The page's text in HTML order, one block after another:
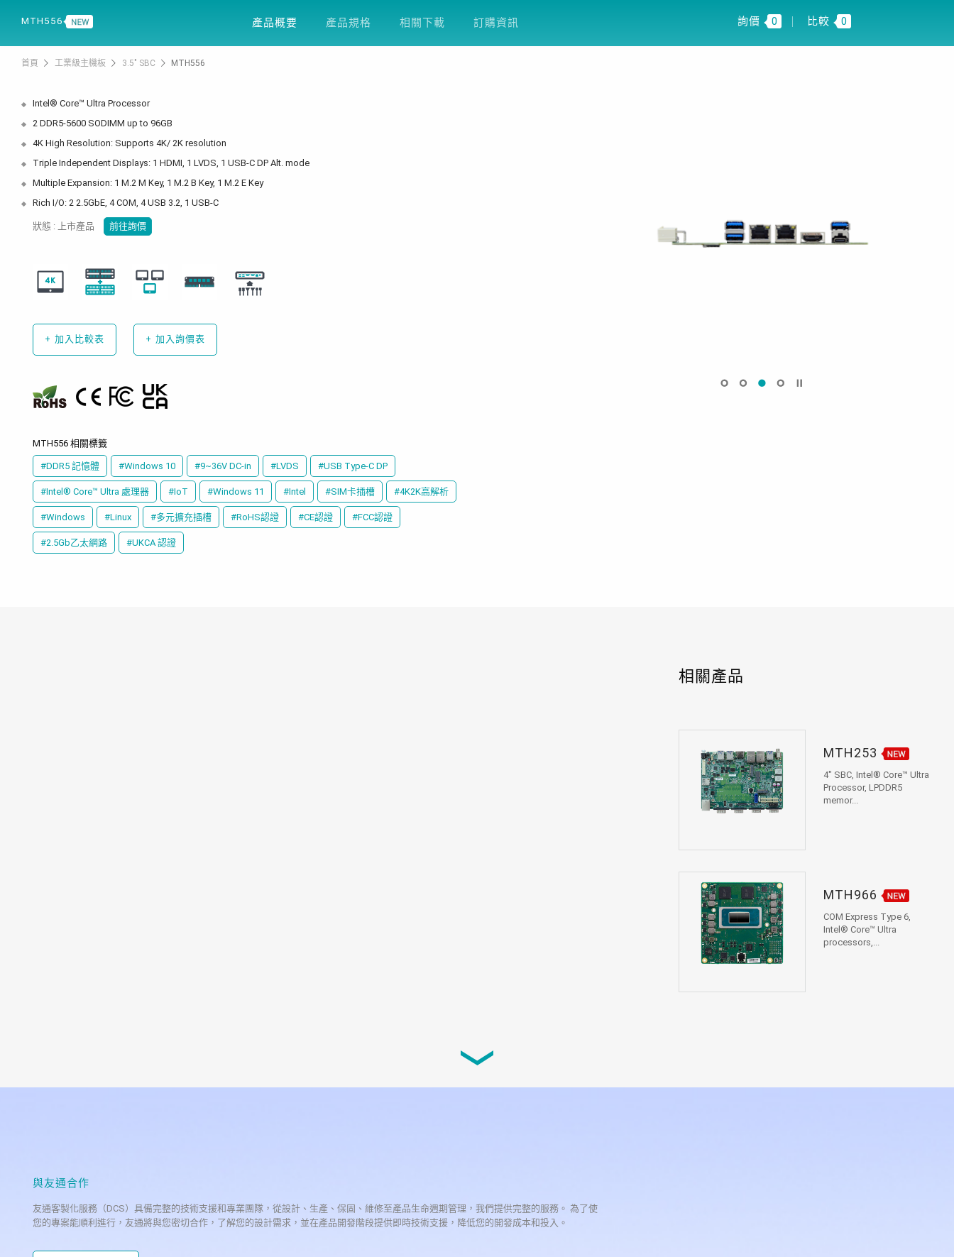
解決方案 產品支援 關於友通
MTH556 產品概要 產品規格 相關下載 訂購資訊 詢價 0 比較 0
首頁 工業級主機板 3.5" SBC MTH556
Intel® Core™ Ultra Processor
2 DDR5-5600 SODIMM up to 96GB
4K High Resolution: Supports 4K/ 2K resolution
Triple Independent Displays: 1 HDMI, 1 LVDS, 1 USB-C DP Alt. mode
Multiple Expansion: 1 M.2 M Key, 1 M.2 B Key, 1 M.2 E Key
Rich I/O: 2 2.5GbE, 4 COM, 4 USB 3.2, 1 USB-C
狀態 : 上市產品 前往詢價
+ 加入比較表 + 加入詢價表
MTH556 相關標籤
#DDR5 記憶體 #Windows 10 #9~36V DC-in #LVDS #USB Type-C DP
#Intel® Core™ Ultra 處理器 #IoT #Windows 11 #Intel #SIM卡插槽 #4K2K高解析
#Windows #Linux #多元擴充插槽 #RoHS認證 #CE認證 #FCC認證
#2.5Gb乙太網路 #UKCA 認證
相關產品
MTH253
4" SBC, Intel® Core™ Ultra
Processor, LPDDR5
memor...
MTH966
COM Express Type 6,
Intel® Core™ Ultra
processors,...
與友通合作
友通客製化服務（DCS）具備完整的技術支援和專業團隊，從設計、生產、保固、維修至產品生命週期管理，我們提供完整的服務。 為了使
您的專案能順利進行，友通將與您密切合作，了解您的設計需求，並在產品開發階段提供即時技術支援，降低您的開發成本和投入。